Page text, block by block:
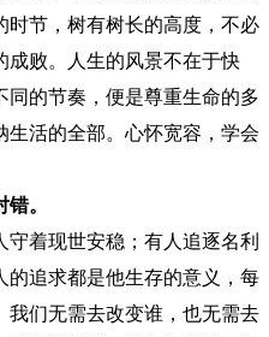
时节，树有树长的高度，不必
成败。人生的风景不在于快
的节奏，便是尊重生命的多
活的全部。心怀宽容，学会
。
着现世安稳；有人追逐名利
的追求都是他生存的意义，每
我们无需去改变谁，也无需去